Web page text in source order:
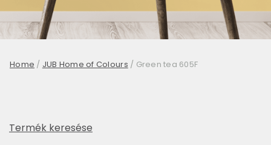
Home / JUB Home of Colours / Green tea 605F
Termék keresése